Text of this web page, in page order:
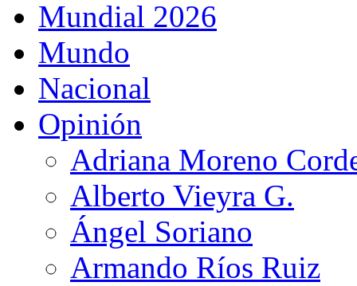
Mundial 2026
Mundo
Nacional
Opinión
Adriana Moreno
Alberto Vieyra G.
Ángel Soriano
Armando Ríos Ruiz